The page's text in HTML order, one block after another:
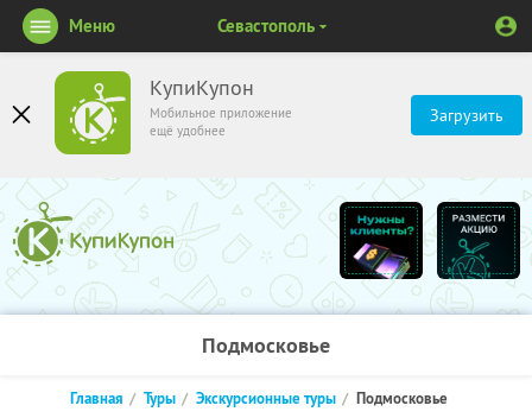
КупиКупон
Мобильное приложение
ещё удобнее
Загрузить
Меню Севастополь
Подмосковье
Главная Туры Экскурсионные туры Подмосковье